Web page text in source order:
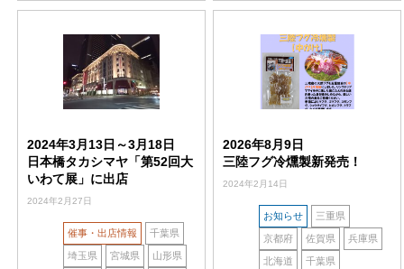
2024年3月13日～3月18日
日本橋タカシマヤ「第52回大
いわて展」に出店
2024年2月27日
催事・出店情報 千葉県
埼玉県 宮城県 山形県
2026年8月9日
三陸フグ冷燻製新発売！
2024年2月14日
お知らせ 三重県
京都府 佐賀県 兵庫県
北海道 千葉県